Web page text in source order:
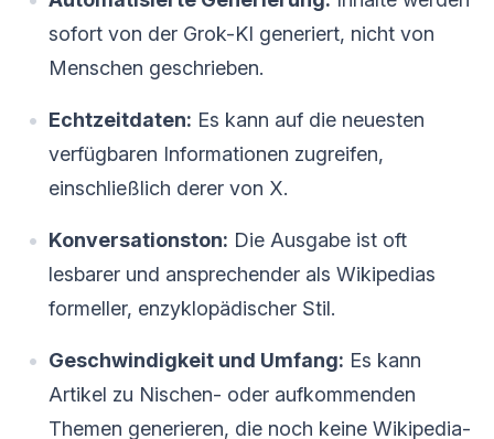
sofort von der Grok-KI generiert, nicht von
Menschen geschrieben.
Echtzeitdaten: Es kann auf die neuesten
verfügbaren Informationen zugreifen,
einschließlich derer von X.
Konversationston: Die Ausgabe ist oft
lesbarer und ansprechender als Wikipedias
formeller, enzyklopädischer Stil.
Geschwindigkeit und Umfang: Es kann
Artikel zu Nischen- oder aufkommenden
Themen generieren, die noch keine Wikipedia-